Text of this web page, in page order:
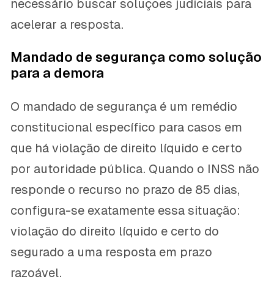
necessário buscar soluções judiciais para
acelerar a resposta.
Mandado de segurança como solução
para a demora
O mandado de segurança é um remédio
constitucional específico para casos em
que há violação de direito líquido e certo
por autoridade pública. Quando o INSS não
responde o recurso no prazo de 85 dias,
configura-se exatamente essa situação:
violação do direito líquido e certo do
segurado a uma resposta em prazo
razoável.